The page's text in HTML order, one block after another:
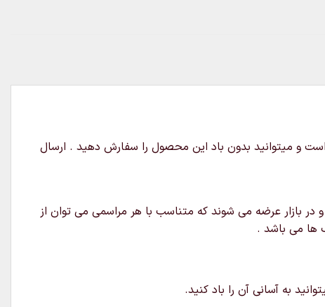
سگهای نگهبان که این محصول شامل یک عدد بادکنک شخصیت مارشال سایز 68 در 45 سانتیمتر است و میتوانید بدون باد این محصول را سفارش دهید . ارسال
بازار عرضه می شوند که متناسب با هر مراسمی می توان از
ها می باشد .
به آسانی آن را باد کنید.